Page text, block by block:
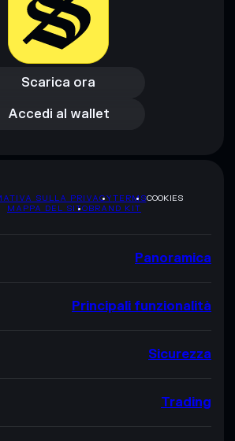
Scarica ora
Scarica ora
Accedi al wallet
Accedi al wallet
SULLA PRIVACYTERMSCOOKIES
MAPPA DEL SITOBRAND KIT
Panoramica
Principali funzionalità
Sicurezza
Trading